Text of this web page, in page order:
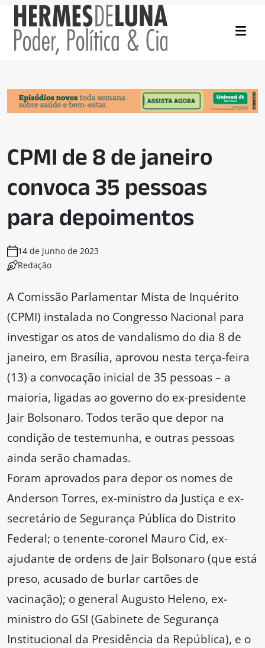
CPMI de 8 de janeiro
convoca 35 pessoas
para depoimentos
14 de junho de 2023
Redação
A Comissão Parlamentar Mista de Inquérito
(CPMI) instalada no Congresso Nacional para
investigar os atos de vandalismo do dia 8 de
janeiro, em Brasília, aprovou nesta terça-feira
(13) a convocação inicial de 35 pessoas – a
maioria, ligadas ao governo do ex-presidente
Jair Bolsonaro. Todos terão que depor na
condição de testemunha, e outras pessoas
ainda serão chamadas.
Foram aprovados para depor os nomes de
Anderson Torres, ex-ministro da Justiça e ex-
secretário de Segurança Pública do Distrito
Federal; o tenente-coronel Mauro Cid, ex-
ajudante de ordens de Jair Bolsonaro (que está
preso, acusado de burlar cartões de
vacinação); o general Augusto Heleno, ex-
ministro do GSI (Gabinete de Segurança
Institucional da Presidência da República), e o